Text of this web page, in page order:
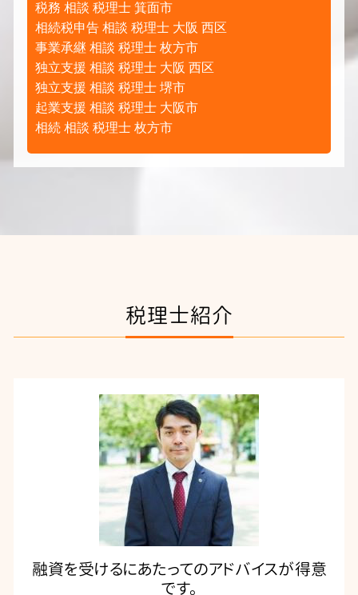
税務 相談 税理士 箕面市
相続税申告 相談 税理士 大阪 西区
事業承継 相談 税理士 枚方市
独立支援 相談 税理士 大阪 西区
独立支援 相談 税理士 堺市
起業支援 相談 税理士 大阪市
相続 相談 税理士 枚方市
税理士紹介
融資を受けるにあたってのアドバイスが得意
です。